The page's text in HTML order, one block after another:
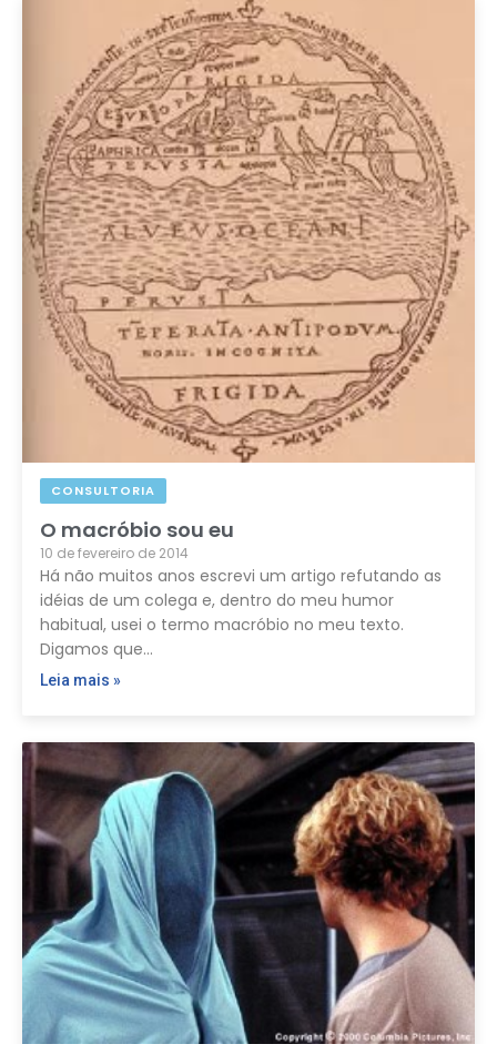
CONSULTORIA
O macróbio sou eu
10 de fevereiro de 2014
Há não muitos anos escrevi um artigo refutando as
idéias de um colega e, dentro do meu humor
habitual, usei o termo macróbio no meu texto.
Digamos que…
Leia mais »